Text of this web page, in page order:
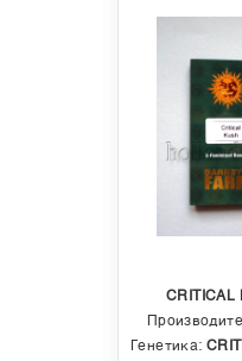
CRITICAL
Генетика: